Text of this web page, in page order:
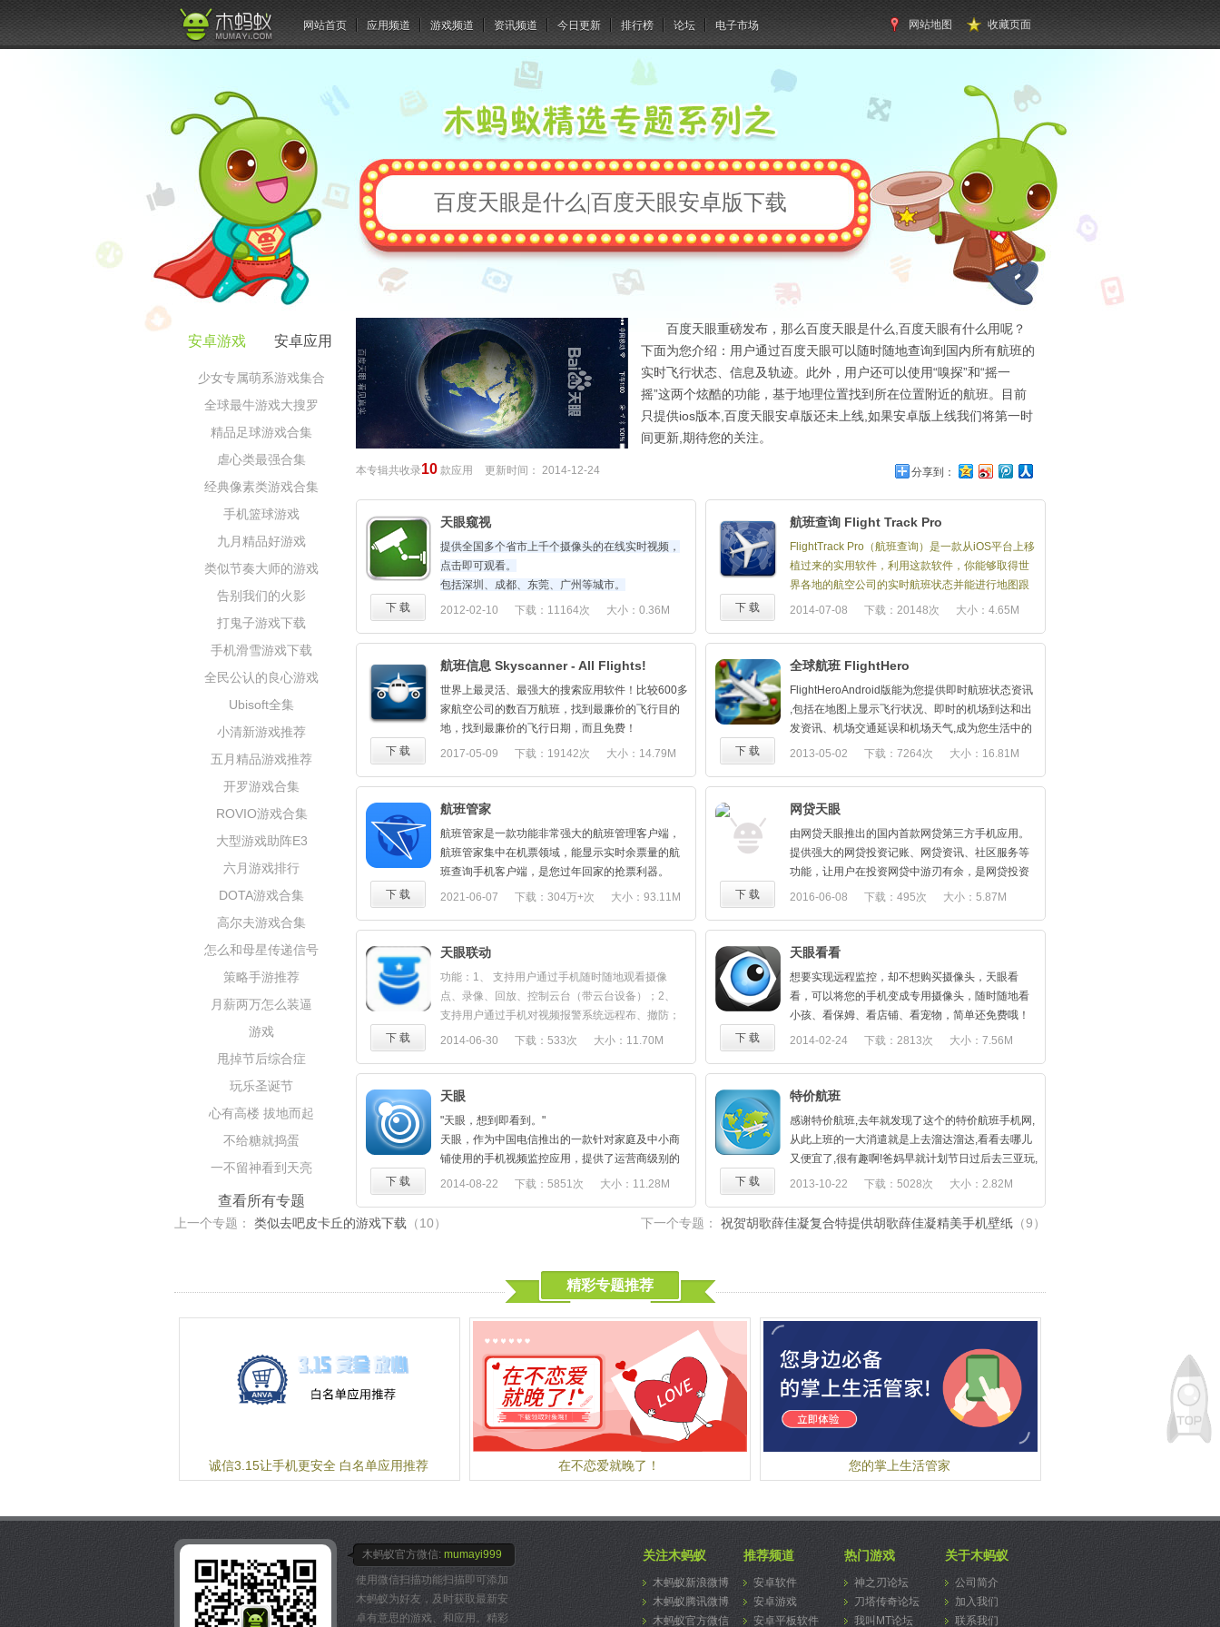
网站首页 应用频道 游戏频道 资讯频道 今日更新 排行榜 论坛 电子市场 网站地图 收藏页面
百度天眼是什么|百度天眼安卓版下载
安卓游戏 安卓应用
少女专属萌系游戏集合
全球最牛游戏大搜罗
精品足球游戏合集
虐心类最强合集
经典像素类游戏合集
手机篮球游戏
九月精品好游戏
类似节奏大师的游戏
告别我们的火影
打鬼子游戏下载
手机滑雪游戏下载
全民公认的良心游戏
Ubisoft全集
小清新游戏推荐
五月精品游戏推荐
开罗游戏合集
ROVIO游戏合集
大型游戏助阵E3
六月游戏排行
DOTA游戏合集
高尔夫游戏合集
怎么和母星传递信号
策略手游推荐
月薪两万怎么装逼
游戏
甩掉节后综合症
玩乐圣诞节
心有高楼 拔地而起
不给糖就捣蛋
一不留神看到天亮
查看所有专题
百度天眼重磅发布，那么百度天眼是什么,百度天眼有什么用呢？
下面为您介绍：用户通过百度天眼可以随时随地查询到国内所有航班的
实时飞行状态、信息及轨迹。此外，用户还可以使用“嗅探”和“摇一
摇”这两个炫酷的功能，基于地理位置找到所在位置附近的航班。目前
只提供ios版本,百度天眼安卓版还未上线,如果安卓版上线我们将第一时
间更新,期待您的关注。
本专辑共收录10 款应用 更新时间： 2014-12-24 分享到：
天眼窥视
提供全国多个省市上千个摄像头的在线实时视频，
点击即可观看。
包括深圳、成都、东莞、广州等城市。
2012-02-10
下载：11164次 大小：0.36M
下 载
航班查询 Flight Track Pro
FlightTrack Pro（航班查询）是一款从iOS平台上移
植过来的实用软件，利用这款软件，你能够取得世
界各地的航空公司的实时航班状态并能进行地图跟
踪！
- 实时的航班查询服务，包括航班延误和取消信息；
- 覆盖全球超过4000家机场；
- 支持桌面小工具，能够随时跟踪你所选定的航班；
- 详细的航班延误预测；
- 查询你的座位并能够显示出在飞机中的位置；
- 可缩放的地图，显示飞机的航线；
- 查询天气预报；
区）；
- 支持Android 3.0蜂巢系统。
密钥下载地址：
http://www.mumayi.com/android/34147.html
2014-07-08 下载：20148次 大小：4.65M
下 载
航班信息 Skyscanner - All Flights!
世界上最灵活、最强大的搜索应用软件！比较600多
家航空公司的数百万航班，找到最廉价的飞行目的
地，找到最廉价的飞行日期，而且免费！
需要快速找到廉价航班？用免费的Skyscanner应用
和时刻表，节省金钱和时间。从航空公司或旅行社
直接购买机票，可以获得最佳优惠。它是如此简便
就可以找到最低的票价。
2017-05-09 下载：19142次 大小：14.79M
下 载
全球航班 FlightHero
FlightHeroAndroid版能为您提供即时航班状态资讯
,包括在地图上显示飞行状况、即时的机场到达和出
发资讯、机场交通延误和机场天气,成为您生活中的
真英雄。
时,FlightHero能为您节省时间
★ 航班状态 ★
航班),其他航班为大致位置或速度
★ 最大范围地复盖航班、 机场及航空公司资讯 ★
1550个航空公司: 民航、货运、包机
全球范围内的 16224个机场 ,包括:
• 中国(214)
• 台湾(30)
• 新加坡(5)
• 其他(15971)
查找140英里 (200km) 范围内离您最近的机场
★ 即时机场航班到达和出发资讯牌 ★
能缓存飞行状态
高级排序
时间范围
★ 当前机场天气和机场交通延误 ★
在 0-5 以内以 0.25 为最小步长显示延迟
实际温度
风速和风向
2013-05-02 下载：7264次 大小：16.81M
下 载
航班管家
航班管家是一款功能非常强大的航班管理客户端，
航班管家集中在机票领域，能显示实时余票量的航
班查询手机客户端，是您过年回家的抢票利器。
2021-06-07
下载：304万+次 大小：93.11M
下 载
网贷天眼
由网贷天眼推出的国内首款网贷第三方手机应用。
提供强大的网贷投资记账、网贷资讯、社区服务等
功能，让用户在投资网贷中游刃有余，是网贷投资
人必备的好帮手。
2016-06-08 下载：495次 大小：5.87M
下 载
天眼联动
功能：1、 支持用户通过手机随时随地观看摄像
点、录像、回放、控制云台（带云台设备）；2、
支持用户通过手机对视频报警系统远程布、撤防；
3、 支持用户通过手机远程控制电器；4、 支持用户
警实时推送到手机上；价值列举：1、 您可以随时
随地的便捷观看实时的视频，让关爱与沟通零距
管理的烦恼；3、 您可以直观的了解现场，为您的
销售与管理提供最精准的现场指导；4、 您可以省
去一大笔督导门店的差旅费用，远程多次的督导工
作细节；5、 您可以远程和您最尊贵的来访客人打
招呼，为他的造访增加惊喜的问候；6、 您可以远
程参与到重要的会议，看到您团队的精彩与激情；
2014-06-30 下载：533次 大小：11.70M
下 载
天眼看看
想要实现远程监控，却不想购买摄像头，天眼看
看，可以将您的手机变成专用摄像头，随时随地看
小孩、看保姆、看店铺、看宠物，简单还免费哦！
一部手机装天眼看看（作为视频端），另一部手机
用，感受关心零距离。
核心优势：
地，想看即看到。
2、支持后台运行，不费电，保证更长的待机时间
3、完全利用现有设备，不需要任何额外成本，而且
真的超简单哦！
使用步骤：
1、下载安装天眼看看；
4、天眼看看与天眼，使用同一账号登录，进行配
联系我们：
新浪微博 @我的天眼
QQ群：325103523 天眼^爱生活、爱交流
2014-02-24 下载：2813次 大小：7.56M
下 载
天眼
"天眼，想到即看到。"
天眼，作为中国电信推出的一款针对家庭及中小商
铺使用的手机视频监控应用，提供了运营商级别的
安全监控解决方案，让您使用手机即可实时查看到
2.手机、PC多屏实时查看；
3.生人闯入，电话、客户端实时提醒；
在淘宝或福建各大电信网点购买天眼摄像头后，只
需连接电源，配合天眼客户端，让您的关注随时随
地，触手可及。如您还未购买天眼摄像头，也可以
安装我们的天眼客户端哦，点击随便看看，来体验
一把我们的天眼世界吧，有许多惊喜在等着你。
为保障高质量的天眼体验，推荐使用中国电信光速
宽带以及天翼3G网络，真3G，选天翼。
2014-08-22 下载：5851次 大小：11.28M
下 载
特价航班
感谢特价航班,去年就发现了这个的特价航班手机网,
从此上班的一大消遣就是上去溜达溜达,看看去哪儿
又便宜了,很有趣啊!爸妈早就计划节日过后去三亚玩,
老两口刚退休,有时间又便宜！有特价航班生活真是
2013-10-22 下载：5028次 大小：2.82M
下 载
上一个专题： 类似去吧皮卡丘的游戏下载 （10） 下一个专题： 祝贺胡歌薛佳凝复合特提供胡歌薛佳凝精美手机壁纸 （9）
精彩专题推荐
诚信3.15让手机更安全 白名单应用推荐 在不恋爱就晚了！ 您的掌上生活管家
木蚂蚁官方微信: mumayi999
使用微信扫描功能扫描即可添加
木蚂蚁为好友，及时获取最新安
卓有意思的游戏、和应用。精彩
关注木蚂蚁
木蚂蚁新浪微博
木蚂蚁腾讯微博
木蚂蚁官方微信
推荐频道
安卓软件
安卓游戏
安卓平板软件
热门游戏
神之刃论坛
刀塔传奇论坛
我叫MT论坛
关于木蚂蚁
公司简介
加入我们
联系我们